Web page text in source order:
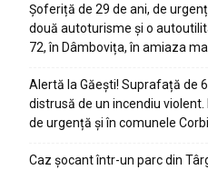
Șoferiță de 29 de ani, de
două autoturisme și o
72, în Dâmbovița, în amiaza
Alertă la Găești! Suprafață de
distrusă de un incendiu
de urgență și în comunele
Caz șocant într-un parc din